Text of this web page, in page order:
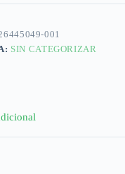
001
SIN CATEGORIZAR